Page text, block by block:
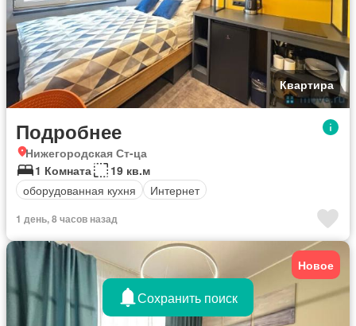
Квартира
Подробнее
Нижегородская Ст-ца
1 Комната
19 кв.м
оборудованная кухня
Интернет
1 день, 8 часов назад
Новое
Сохранить поиск